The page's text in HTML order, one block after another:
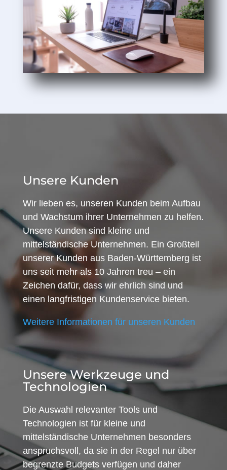
Unsere Kunden
Wir lieben es, unseren Kunden beim Aufbau
und Wachstum ihrer Unternehmen zu helfen.
Unsere Kunden sind kleine und
mittelständische Unternehmen. Ein Großteil
unserer Kunden aus Baden-Württemberg ist
uns seit mehr als 10 Jahren treu – ein
Zeichen dafür, dass wir ehrlich sind und
einen langfristigen Kundenservice bieten.
Weitere Informationen für unseren Kunden
Unsere Werkzeuge und
Technologien
Die Auswahl relevanter Tools und
Technologien ist für kleine und
mittelständische Unternehmen besonders
anspruchsvoll, da sie in der Regel nur über
begrenzte Budgets verfügen und daher